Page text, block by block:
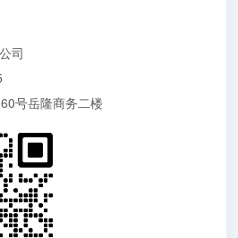
科技有限公司
号岳隆商务二楼